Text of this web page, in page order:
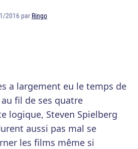
2016 par Ringo
a largement eu le temps de
fil de ses quatre
logique, Steven Spielberg
aussi pas mal se
les films même si